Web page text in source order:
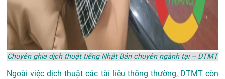
Chuyên ghia dịch thuật tiếng Nhật Bản chuyên ngành tại – DTMT
Ngoài việc dịch thuật các tài liệu thông thường, DTMT còn